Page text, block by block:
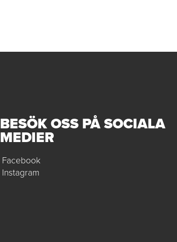
BESÖK OSS PÅ SOCIALA
MEDIER
Facebook
Instagram